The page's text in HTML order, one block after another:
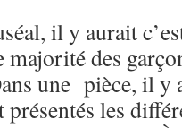
il y aurait
des
une pièce, il y
présentés les